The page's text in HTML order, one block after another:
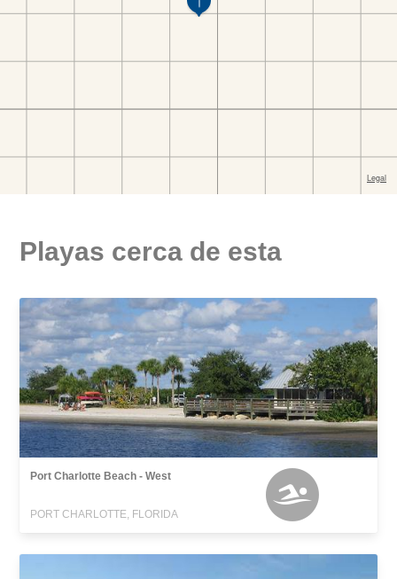
Playas cerca de esta
Port Charlotte Beach - West
PORT CHARLOTTE, FLORIDA